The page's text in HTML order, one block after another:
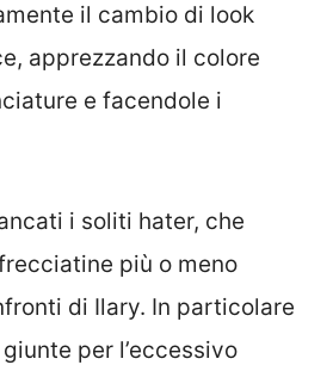
il cambio di look
apprezzando il colore
e facendole i
i soliti hater, che
più o meno
di Ilary. In particolare
per l’eccessivo